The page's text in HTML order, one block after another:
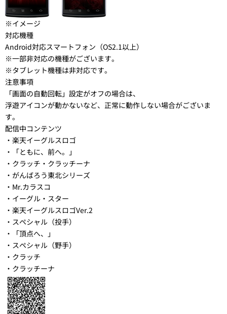
※イメージ
対応機種
Android対応スマートフォン（OS2.1以上）
※一部非対応の機種がございます。
※タブレット機種は非対応です。
注意事項
「画面の自動回転」設定がオフの場合は、
浮遊アイコンが動かないなど、正常に動作しない場合がございま
す。
配信中コンテンツ
・楽天イーグルスロゴ
・「ともに、前へ。」
・クラッチ・クラッチーナ
・がんばろう東北シリーズ
・Mr.カラスコ
・イーグル・スター
・楽天イーグルスロゴVer.2
・スペシャル（投手）
・「頂点へ、」
・スペシャル（野手）
・クラッチ
・クラッチーナ